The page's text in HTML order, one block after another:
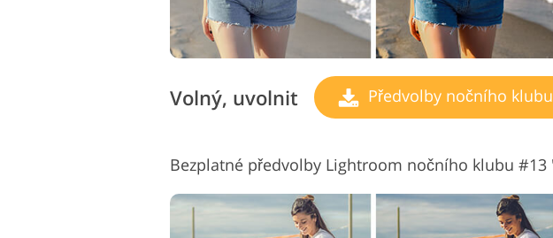
Volný, uvolnit Předvolby nočního klubu